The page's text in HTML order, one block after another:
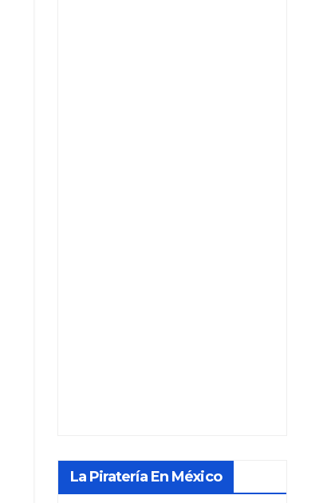
La Piratería En México